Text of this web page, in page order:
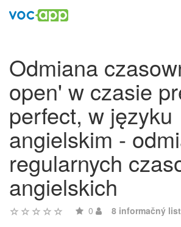
Odmiana
open' w czasie
perfect, w języku
angielskim -
regularnych
angielskich
0 8 informačný list